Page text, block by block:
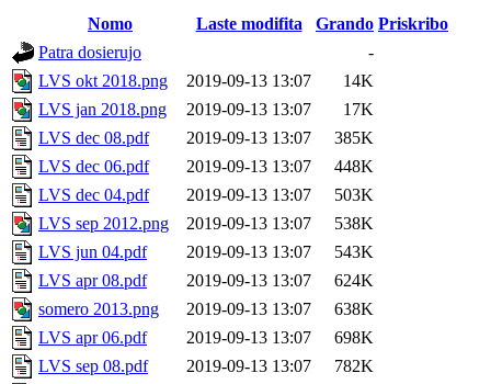
Nomo Laste modifita Grando Priskribo
Patra dosierujo
-
LVS okt 2018.png
2019-09-13 13:07
14K
LVS jan 2018.png
2019-09-13 13:07
17K
LVS dec 08.pdf
2019-09-13 13:07
385K
LVS dec 06.pdf
2019-09-13 13:07
448K
LVS dec 04.pdf
2019-09-13 13:07
503K
LVS sep 2012.png
2019-09-13 13:07
538K
LVS jun 04.pdf
2019-09-13 13:07
543K
LVS apr 08.pdf
2019-09-13 13:07
624K
somero 2013.png
2019-09-13 13:07
638K
LVS apr 06.pdf
2019-09-13 13:07
698K
LVS sep 08.pdf
2019-09-13 13:07
782K